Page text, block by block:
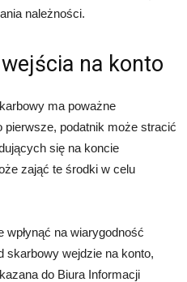
należności.
na konto
ma poważne
pierwsze, podatnik może stracić
się na koncie
zająć te środki w celu
wpłynąć na wiarygodność
skarbowy wejdzie na konto,
do Biura Informacji